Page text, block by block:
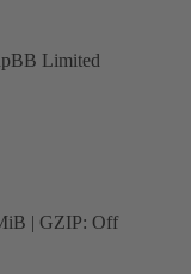
Limited
| GZIP: Off